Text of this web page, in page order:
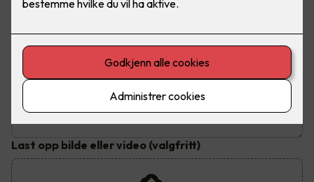
Beskrivelse av jobben
Last opp bilde eller video (valgfritt)